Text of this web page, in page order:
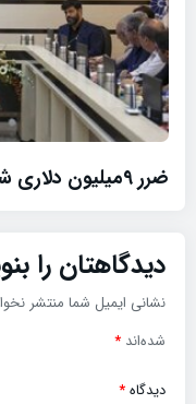
ضرر ۹میلیون دلاری شرکت گاز به پتروشیمی لردگان
دیدگاهتان را
نشانی ایمیل شما منتشر
شده‌اند *
دیدگاه*